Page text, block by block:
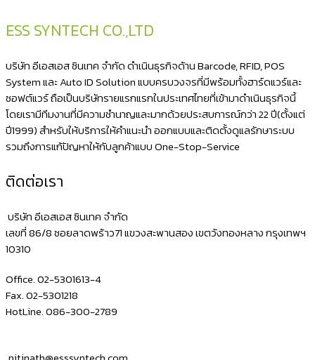
ESS SYNTECH CO.,LTD
บริษัท อีเอสเอส ซินเทค จำกัด ดำเนินธุรกิจด้าน Barcode, RFID, POS
System และ Auto ID Solution แบบครบวงจรที่มีพร้อมทั้งฮาร์ดแวร์และ
ซอฟต์แวร์ ถือเป็นบริษัทรายแรกแรกในประเทศไทยที่เข้ามาดำเนินธุรกิจนี้
โดยเรามีทีมงานที่มีความชำนาญและมากด้วยประสบการณ์กว่า 22 ปี(ตั้งแต่
ปี1999) สำหรับให้บริการให้คำแนะนำ ออกแบบและติดตั้งดูแลรักษาระบบ
รวมถึงการแก้ปัญหาให้กับลูกค้าแบบ One-Stop-Service
ติดต่อเรา
บริษัท อีเอสเอส ซินเทค จำกัด
เลขที่ 86/8 ซอยลาดพร้าว71 แขวงสะพานสอง เขตวังทองหลาง กรุงเทพฯ
10310
Office. 02-5301613-4
Fax. 02-5301218
HotLine. 086-300-2789